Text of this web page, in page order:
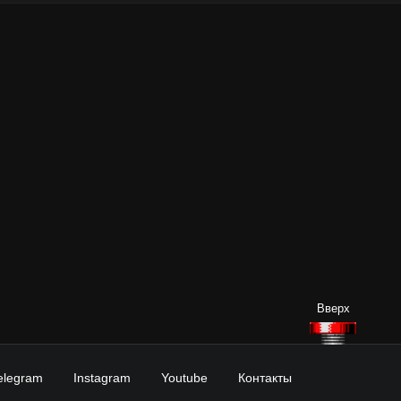
Instagram Youtube Контакты